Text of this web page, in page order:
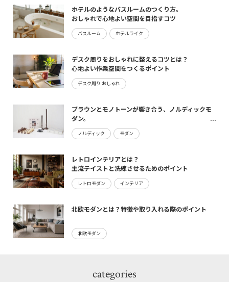
ホテルのようなバスルームのつくり方。
おしゃれで心地よい空間を目指すコツ
バスルーム ホテルライク
デスク周りをおしゃれに整えるコツとは？
心地よい作業空間をつくるポイント
デスク周り おしゃれ
ブラウンとモノトーンが響き合う、ノルディックモ
ダン。
maturite新作のご案内
ノルディック モダン
レトロインテリアとは？
主流テイストと洗練させるためのポイント
レトロモダン インテリア
北欧モダンとは？特徴や取り入れる際のポイント
北欧モダン
categories